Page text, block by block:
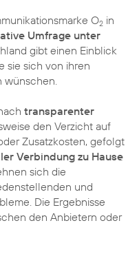
O2 in
Umfrage unter
gibt einen Einblick
sie sich von ihren
wünschen.
transparenter
den Verzicht auf
Zusatzkosten, gefolgt
Verbindung zu Hause
sich die
und
Die Ergebnisse
den Anbietern oder